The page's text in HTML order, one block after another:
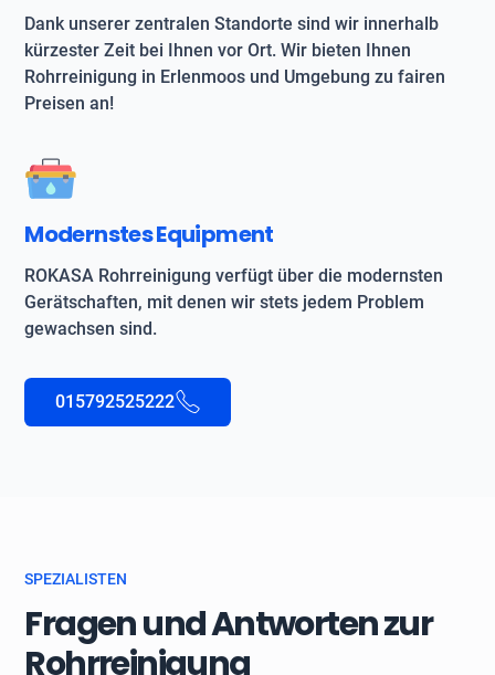
Dank unserer zentralen Standorte sind wir innerhalb
kürzester Zeit bei Ihnen vor Ort. Wir bieten Ihnen
Rohrreinigung in Erlenmoos und Umgebung zu fairen
Preisen an!
Modernstes Equipment
ROKASA Rohrreinigung verfügt über die modernsten
Gerätschaften, mit denen wir stets jedem Problem
gewachsen sind.
015792525222
SPEZIALISTEN
Fragen und Antworten zur
Rohrreinigung